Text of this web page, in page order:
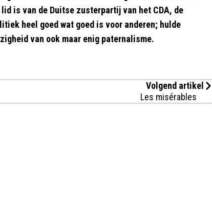
is van de Duitse zusterpartij van het CDA, de
heel goed wat goed is voor anderen; hulde
van ook maar enig paternalisme.
Volgend artikel
Les misérables